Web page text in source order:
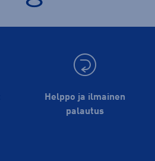
Helppo ja ilmainen
palautus